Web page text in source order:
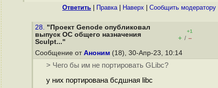
Ответить Правка| Наверх Cообщить модератору
28. "Проект Genode опубликовал
выпуск ОС общего назначения
Sculpt..."
+1
+ / –
Сообщение от Аноним (18), 30-Апр-23, 10:14
> Чего бы им не портировать GLibc?
у них портирована бсдшная libc